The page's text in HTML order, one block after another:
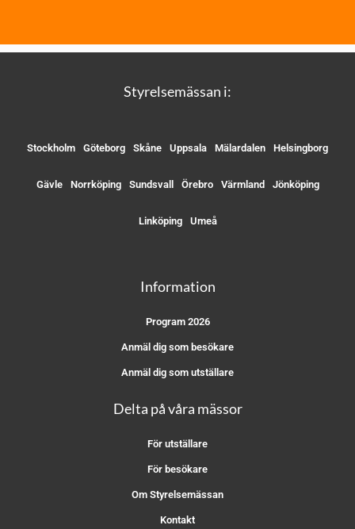
Styrelsemässan i:
Stockholm Göteborg Skåne Uppsala Mälardalen Helsingborg
Gävle Norrköping Sundsvall Örebro Värmland Jönköping
Linköping Umeå
Information
Program 2026
Anmäl dig som besökare
Anmäl dig som utställare
Delta på våra mässor
För utställare
För besökare
Om Styrelsemässan
Kontakt